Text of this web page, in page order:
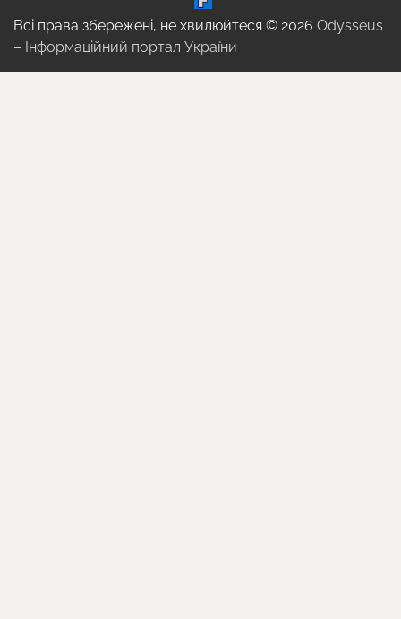
Всі права збережені, не хвилюйтеся © 2026 Odysseus
– Інформаційний портал України